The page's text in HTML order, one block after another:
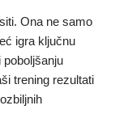
Ona ne samo
igra ključnu
trening rezultati